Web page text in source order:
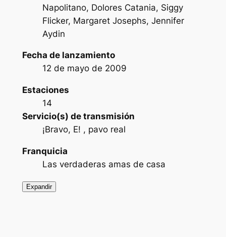
Napolitano, Dolores Catania, Siggy
Flicker, Margaret Josephs, Jennifer
Aydin
Fecha de lanzamiento
12 de mayo de 2009
Estaciones
14
Servicio(s) de transmisión
¡Bravo, E! , pavo real
Franquicia
Las verdaderas amas de casa
Expandir